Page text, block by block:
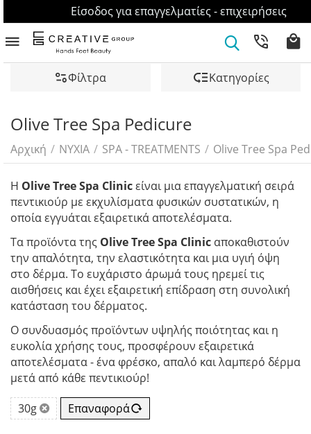
Είσοδος για επαγγελματίες - επιχειρήσεις
Φίλτρα Κατηγορίες
Olive Tree Spa Pedicure
Αρχική / ΝΥΧΙΑ / SPA - TREATMENTS / Olive Tree Spa
Η Olive Tree Spa Clinicείναι μια επαγγελματική σειρά
πεντικιούρ με εκχυλίσματα φυσικών συστατικών, η
οποία εγγυάται εξαιρετικά αποτελέσματα.
Τα προϊόντα της Olive Tree Spa Clinic αποκαθιστούν
την απαλότητα, την ελαστικότητα και μια υγιή όψη
στο δέρμα. Το ευχάριστο άρωμά τους ηρεμεί τις
αισθήσεις και έχει εξαιρετική επίδραση στη συνολική
κατάσταση του δέρματος.
Ο συνδυασμός προϊόντων υψηλής ποιότητας και η
ευκολία χρήσης τους, προσφέρουν εξαιρετικά
αποτελέσματα - ένα φρέσκο, απαλό και λαμπερό δέρμα
μετά από κάθε πεντικιούρ!
30g
Επαναφορά